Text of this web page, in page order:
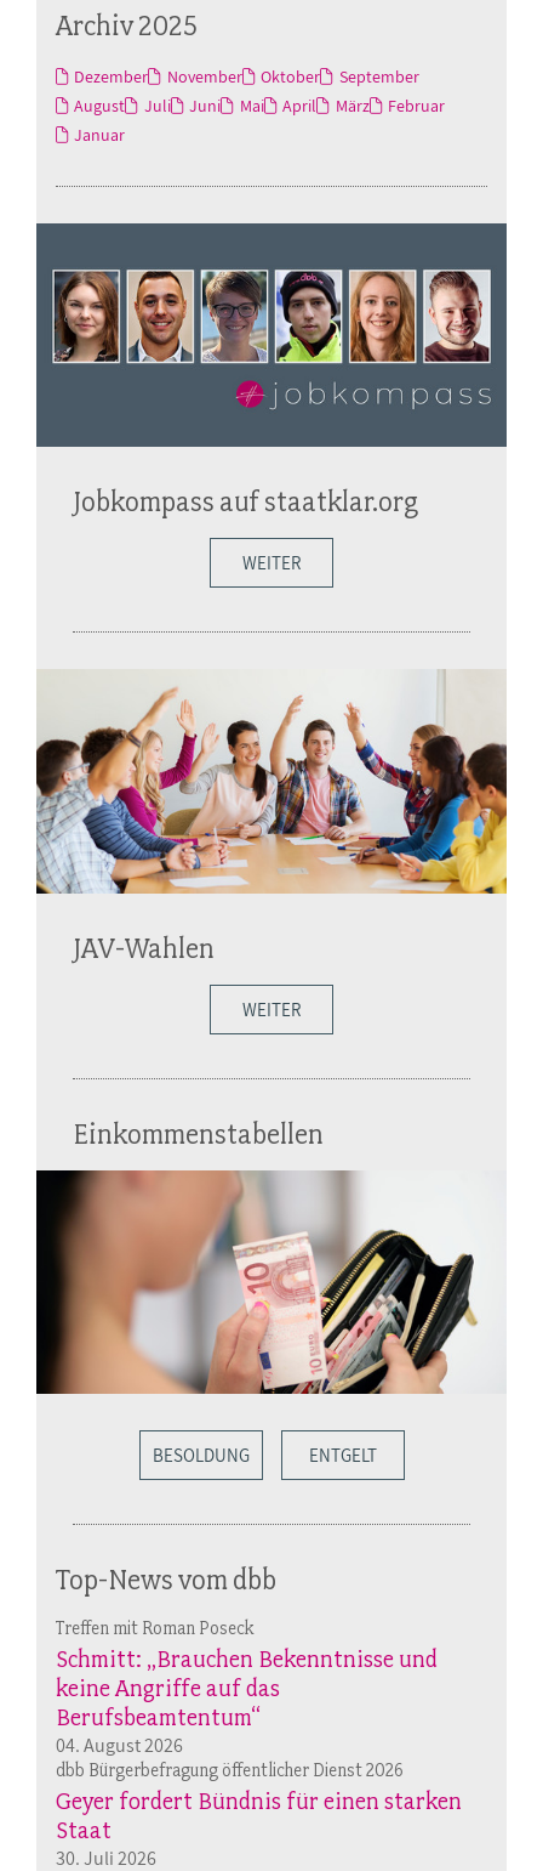
Archiv 2025
Dezember November Oktober
September
August
Juli Juni Mai April März
Februar
Januar
Jobkompass auf staatklar.org
WEITER
JAV-Wahlen
WEITER
Einkommenstabellen
BESOLDUNG ENTGELT
Top-News vom dbb
Treffen mit Roman Poseck
Schmitt: „Brauchen Bekenntnisse und
keine Angriffe auf das
Berufsbeamtentum“
04. August 2026
dbb Bürgerbefragung öffentlicher Dienst 2026
Geyer fordert Bündnis für einen starken
Staat
30. Juli 2026